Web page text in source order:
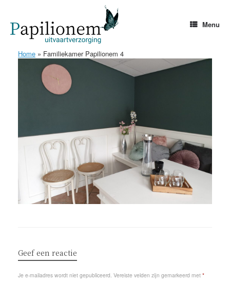
inhoud
Menu
Home » Familiekamer Papilionem 4
Geef een reactie
Je e-mailadres wordt niet gepubliceerd. Vereiste velden zijn gemarkeerd met *